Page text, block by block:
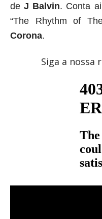
de J Balvin. Conta
Corona.
Siga a nossa